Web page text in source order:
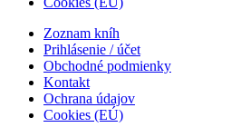
Zoznam kníh
Prihlásenie / účet
Obchodné podmienky
Kontakt
Ochrana údajov
Cookies (EÚ)